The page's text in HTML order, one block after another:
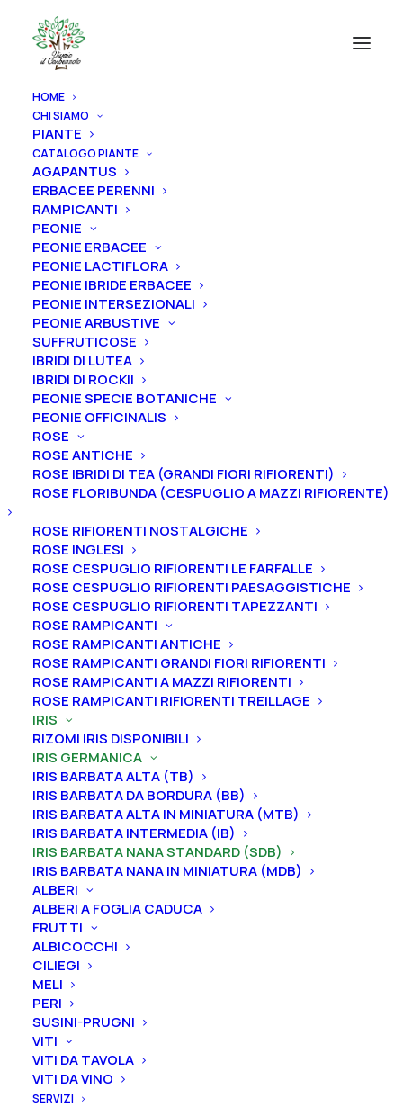
HOME
CHI SIAMO
PIANTE
CATALOGO PIANTE
AGAPANTUS
ERBACEE PERENNI
RAMPICANTI
PEONIE
PEONIE ERBACEE
PEONIE LACTIFLORA
PEONIE IBRIDE ERBACEE
PEONIE INTERSEZIONALI
PEONIE ARBUSTIVE
SUFFRUTICOSE
IBRIDI DI LUTEA
IBRIDI DI ROCKII
PEONIE SPECIE BOTANICHE
PEONIE OFFICINALIS
ROSE
ROSE ANTICHE
ROSE IBRIDI DI TEA (GRANDI FIORI RIFIORENTI)
ROSE FLORIBUNDA (CESPUGLIO A MAZZI RIFIORENTE)
ROSE RIFIORENTI NOSTALGICHE
ROSE INGLESI
ROSE CESPUGLIO RIFIORENTI LE FARFALLE
ROSE CESPUGLIO RIFIORENTI PAESAGGISTICHE
ROSE CESPUGLIO RIFIORENTI TAPEZZANTI
ROSE RAMPICANTI
ROSE RAMPICANTI ANTICHE
ROSE RAMPICANTI GRANDI FIORI RIFIORENTI
ROSE RAMPICANTI A MAZZI RIFIORENTI
ROSE RAMPICANTI RIFIORENTI TREILLAGE
IRIS
RIZOMI IRIS DISPONIBILI
IRIS GERMANICA
IRIS BARBATA ALTA (TB)
IRIS BARBATA DA BORDURA (BB)
IRIS BARBATA ALTA IN MINIATURA (MTB)
IRIS BARBATA INTERMEDIA (IB)
IRIS BARBATA NANA STANDARD (SDB)
IRIS BARBATA NANA IN MINIATURA (MDB)
ALBERI
ALBERI A FOGLIA CADUCA
FRUTTI
ALBICOCCHI
CILIEGI
MELI
PERI
SUSINI-PRUGNI
VITI
VITI DA TAVOLA
VITI DA VINO
SERVIZI
Home Iris
Iris germanica
Iris barbata nana standard (SDB)
Iris germanica “Wheel”
From4,50€
L’iris germanica “Wheel” ha vessilli gialli, ali marroni
bordate di giallo; barba blu-viola.
Fioritura intermedia.
Iris in vasosono disponibili in
mentre irizomidiIrissonodisponibili solo nel
periodo che vada luglio a settembre.
Formato
Iris
germanica
"Wheel"
quantità
Ordina subito questo prodotto!
Puoi acquistare ora questo prodotto contattandoci e
indicando la dimensione del vaso desiderata e la
quantità